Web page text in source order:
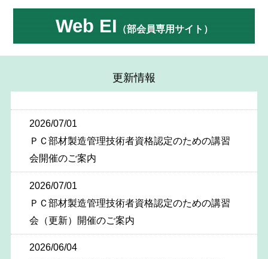
Web EI（部会員専用サイト）
更新情報
2026/07/01
ＰＣ部材製造管理技術者資格認定のための講習
会開催のご案内
2026/07/01
ＰＣ部材製造管理技術者資格認定のための講習
会（更新）開催のご案内
2026/06/04